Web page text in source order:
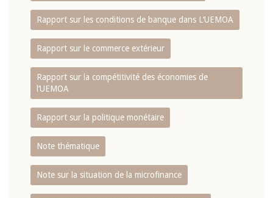
Rapport sur les conditions de banque dans L‘UEMOA
Rapport sur le commerce extérieur
Rapport sur la compétitivité des économies de
l‘UEMOA
Rapport sur la politique monétaire
Note thématique
Note sur la situation de la microfinance